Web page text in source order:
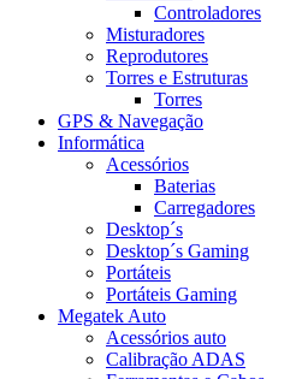
Controladores
Misturadores
Reprodutores
Torres e Estruturas
Torres
GPS & Navegação
Informática
Acessórios
Baterias
Carregadores
Desktop´s
Desktop´s Gaming
Portáteis
Portáteis Gaming
Megatek Auto
Acessórios auto
Calibração ADAS